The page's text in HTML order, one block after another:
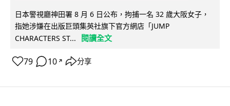
日本警視廳神田署 8 月 6 日公布，拘捕一名 32 歲大阪女子，
指她涉嫌在出版巨頭集英社旗下官方網店「JUMP
CHARACTERS ST...
閱讀全文
79 10 ↗ 分享